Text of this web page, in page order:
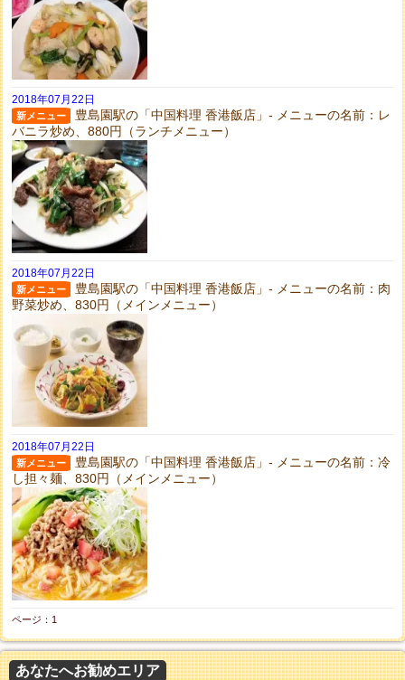
2018年07月22日
新メニュー
豊島園駅の「中国料理 香港飯店」- メニューの名前：レ
バニラ炒め、880円（ランチメニュー）
2018年07月22日
新メニュー
豊島園駅の「中国料理 香港飯店」- メニューの名前：肉
野菜炒め、830円（メインメニュー）
2018年07月22日
新メニュー
豊島園駅の「中国料理 香港飯店」- メニューの名前：冷
し担々麺、830円（メインメニュー）
ページ：1
あなたへお勧めエリア